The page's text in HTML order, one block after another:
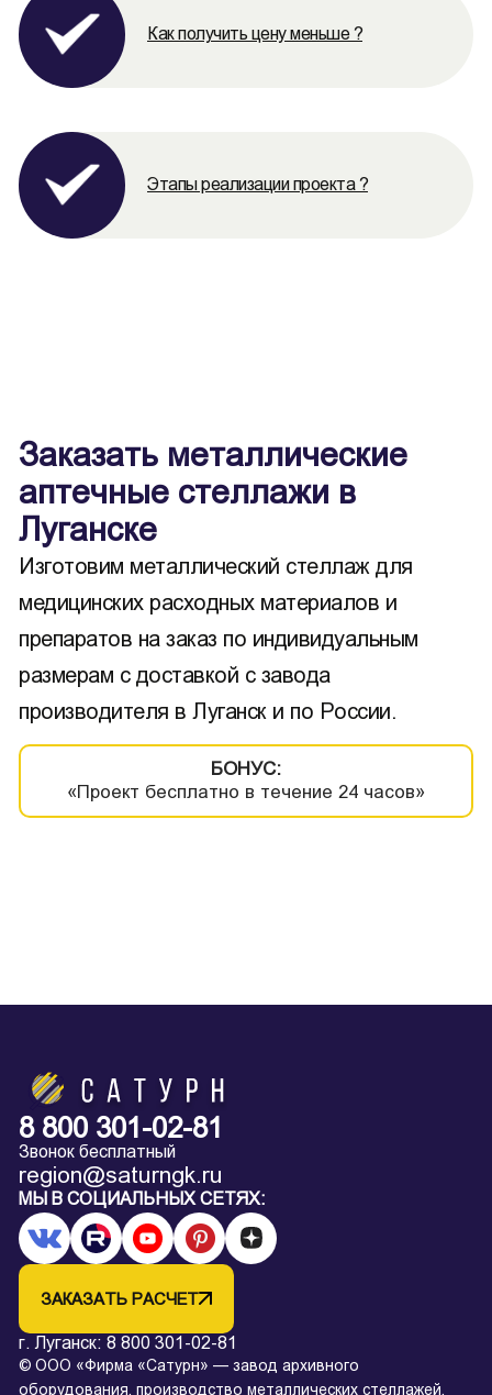
Как получить цену меньше ?
Этапы реализации проекта ?
Заказать металлические
аптечные стеллажи в
Луганске
Изготовим металлический стеллаж для
медицинских расходных материалов и
препаратов на заказ по индивидуальным
размерам с доставкой с завода
производителя в Луганск и по России.
БОНУС:
«Проект бесплатно в течение 24 часов»
8 800 301-02-81
Звонок бесплатный
region@saturngk.ru
МЫ В СОЦИАЛЬНЫХ СЕТЯХ:
ЗАКАЗАТЬ РАСЧЕТ
г. Луганск: 8 800 301-02-81
© ООО «Фирма «Сатурн» — завод архивного
оборудования, производство металлических стеллажей,